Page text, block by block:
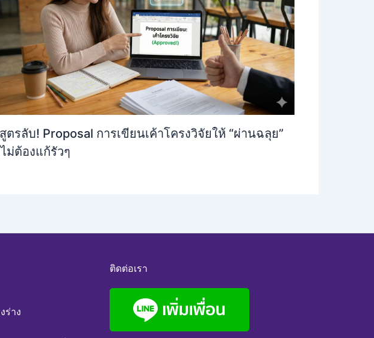
ตรลับ! Proposal การเขียนเค้าโครงวิจัยให้ “ผ่านฉลุย”
ม่ต้องแก้รัวๆ
ร่าง
ติดต่อเรา